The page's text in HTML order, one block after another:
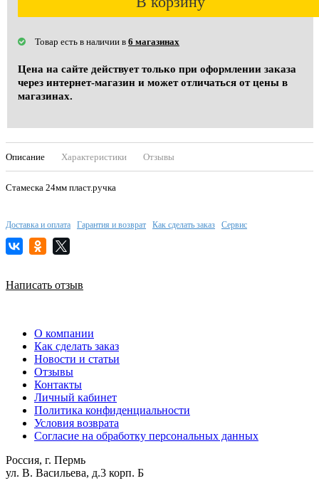
Товар есть в наличии в 6 магазинах
Цена на сайте действует только при оформлении заказа
через интернет-магазин и может отличаться от цены в
магазинах.
Описание Характеристики Отзывы
Стамеска 24мм пласт.ручка
Доставка и оплата Гарантия и возврат Как сделать заказ Сервис
Написать отзыв
О компании
Как сделать заказ
Новости и статьи
Отзывы
Контакты
Личный кабинет
Политика конфиденциальности
Условия возврата
Согласие на обработку персональных данных
Россия, г. Пермь
ул. В. Васильева, д.3 корп. Б